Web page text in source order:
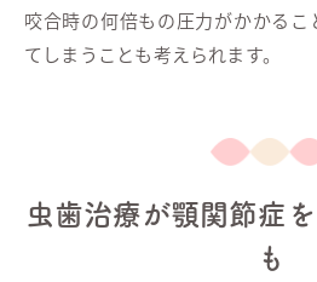
咬合時の何倍もの圧力がかかる
てしまうことも考えられます。
虫歯治療が顎関節症
も